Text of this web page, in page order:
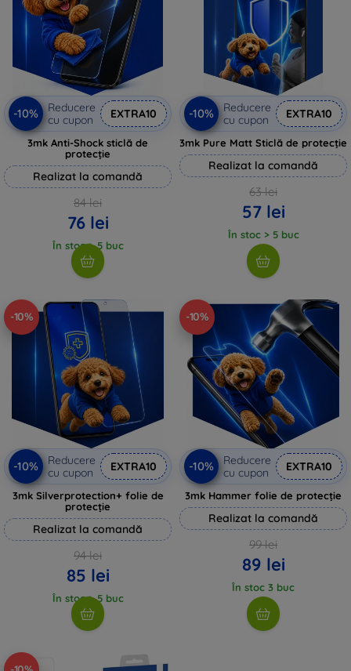
-10%
Reducere
cu cupon
EXTRA10
3mk Anti-Shock sticlă de
protecție
Realizat la comandă
84 lei
76 lei
În stoc > 5 buc
-10%
Reducere
cu cupon
EXTRA10
3mk Pure Matt Sticlă de protecție
Realizat la comandă
63 lei
57 lei
În stoc > 5 buc
-10%
-10%
Reducere
cu cupon
EXTRA10
3mk Silverprotection+ folie de
protecție
Realizat la comandă
94 lei
85 lei
În stoc > 5 buc
-10%
-10%
Reducere
cu cupon
EXTRA10
3mk Hammer folie de protecție
Realizat la comandă
99 lei
89 lei
În stoc 3 buc